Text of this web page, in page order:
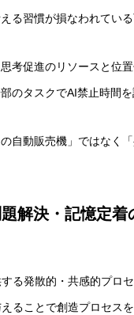
る習慣が損なわれてい
考促進のリソースと位
のタスクでAI禁止時間
自動販売機」ではなく
解決・記憶定着
る発散的・共感的プロ
ることで創造プロセス